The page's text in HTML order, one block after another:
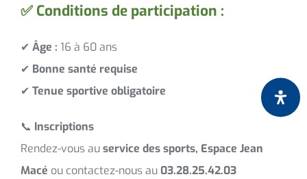
✅ Conditions de participation :
✔ Âge : 16 à 60 ans
✔ Bonne santé requise
✔ Tenue sportive obligatoire
📞 Inscriptions
Rendez-vous auservice des sports, Espace Jean
Macé ou contactez-nous au 03.28.25.42.03